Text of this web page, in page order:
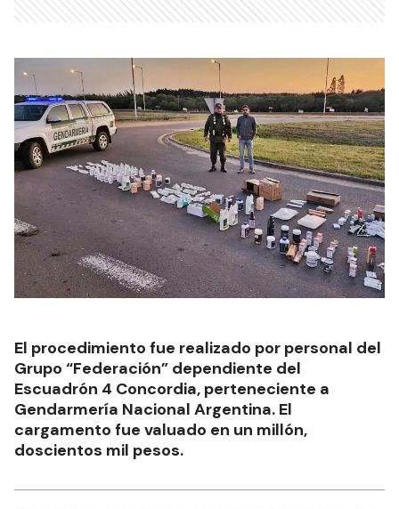
El procedimiento fue realizado por personal del
Grupo “Federación” dependiente del
Escuadrón 4 Concordia, perteneciente a
Gendarmería Nacional Argentina. El
cargamento fue valuado en un millón,
doscientos mil pesos.